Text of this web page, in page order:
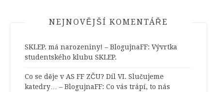
NEJNOVĚJŠÍ KOMENTÁŘE
SKLEP. má narozeniny! – BlogujnaFF: Vývrtka
studentského klubu SKLEP.
Co se děje v AS FF ZČU? Díl VI. Slučujeme
katedry… – BlogujnaFF: Co vás trápí, to nás